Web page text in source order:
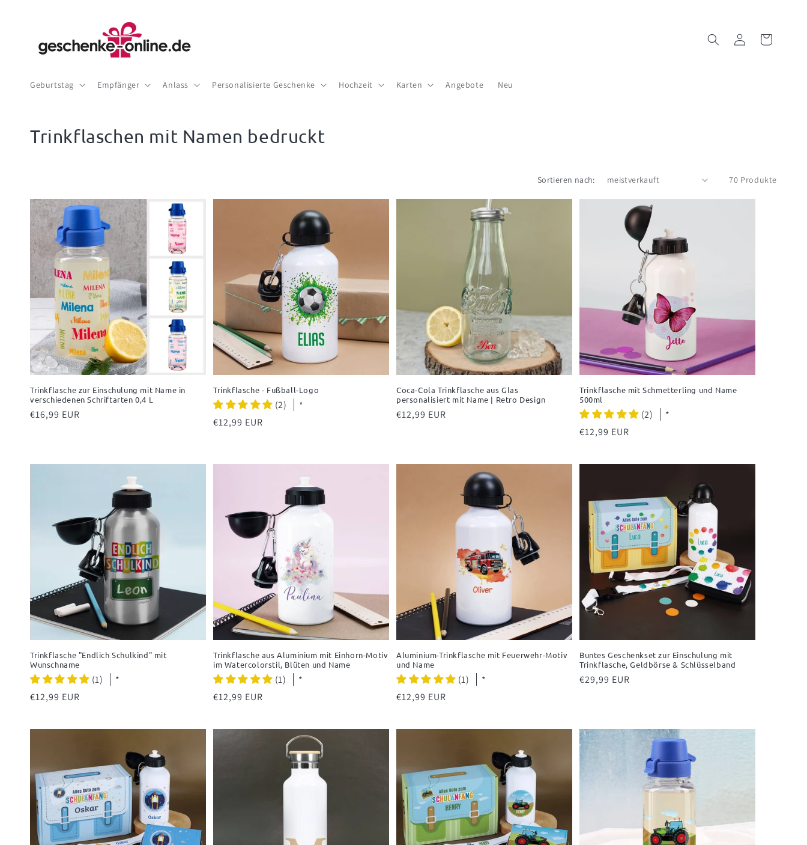
Geburtstag Empfänger Anlass Personalisierte Geschenke Hochzeit Karten Angebote Neu
EinloggenWarenkorb
Trinkflaschen mit Namen bedruckt
Sortieren nach: 70 Produkte
Trinkflasche zur Einschulung mit Name in
verschiedenen Schriftarten 0,4 L
Normaler
€16,99 EUR
Trinkflasche - Fußball-Logo
(2)
*
Normaler
€12,99 EUR
Coca-Cola Trinkflasche aus Glas
personalisiert mit Name | Retro Design
Normaler
€12,99 EUR
Trinkflasche mit Schmetterling und Name
500ml
(2)
*
Normaler
€12,99 EUR
Trinkflasche "Endlich Schulkind" mit
Wunschname
(1)
*
Normaler
€12,99 EUR
Trinkflasche aus Aluminium mit Einhorn-Motiv
im Watercolorstil, Blüten und Name
(1)
*
Normaler
€12,99 EUR
Aluminium-Trinkflasche mit Feuerwehr-Motiv
und Name
(1)
*
Normaler
€12,99 EUR
Buntes Geschenkset zur Einschulung mit
Trinkflasche, Geldbörse & Schlüsselband
Normaler
€29,99 EUR